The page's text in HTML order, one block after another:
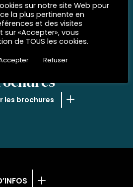
NOS
les brochures
sur notre site Web pour
la plus pertinente en
et des visites
sur «Accepter», vous
de TOUS les cookies.
Refuser